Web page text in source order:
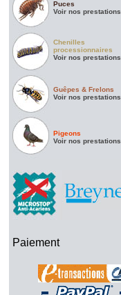
Puces
Voir nos prestations
Chenilles
processionnaires
Voir nos prestations
Guêpes & Frelons
Voir nos prestations
Pigeons
Voir nos prestations
Paiement